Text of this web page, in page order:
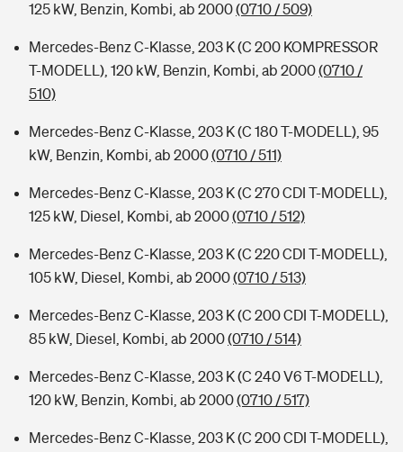
125 kW, Benzin, Kombi, ab 2000(0710 / 509)
Mercedes-Benz C-Klasse, 203 K (C 200 KOMPRESSOR
T-MODELL), 120 kW, Benzin, Kombi, ab 2000(0710 /
510)
Mercedes-Benz C-Klasse, 203 K (C 180 T-MODELL), 95
kW, Benzin, Kombi, ab 2000(0710 / 511)
Mercedes-Benz C-Klasse, 203 K (C 270 CDI T-MODELL),
125 kW, Diesel, Kombi, ab 2000(0710 / 512)
Mercedes-Benz C-Klasse, 203 K (C 220 CDI T-MODELL),
105 kW, Diesel, Kombi, ab 2000(0710 / 513)
Mercedes-Benz C-Klasse, 203 K (C 200 CDI T-MODELL),
85 kW, Diesel, Kombi, ab 2000(0710 / 514)
Mercedes-Benz C-Klasse, 203 K (C 240 V6 T-MODELL),
120 kW, Benzin, Kombi, ab 2000(0710 / 517)
Mercedes-Benz C-Klasse, 203 K (C 200 CDI T-MODELL),